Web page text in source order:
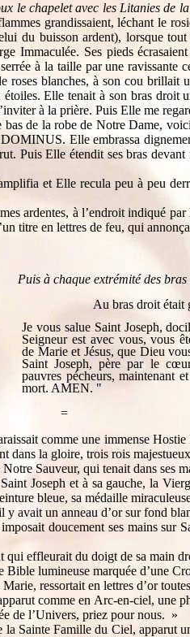
le chapelet avec les Litanies de
grandissaient, léchant le
du buisson ardent), lorsque
Immaculée. Ses pieds
à la taille par une ravissante
roses blanches, à son cou
Elle tenait à son bras
à la prière. Puis Elle me
de la robe de Notre Dame,
Elle embrassa
Puis Elle étendit ses bras
et Elle recula peu à peu
ardentes, à l’endroit indiqué
titre en lettres de feu, qui
Puis à chaque extrémité des
Au bras droit était
Je vous salue Saint Joseph,
Seigneur est avec vous, vous
de Marie et Jésus, que Dieu
Saint Joseph, père par le
pauvres pécheurs, maintenant
mort. AMEN. "
=
comme une immense
dans la gloire, trois rois
Sauveur, qui tenait dans ses
Joseph et à sa gauche, la
bleue, sa médaille
y avait un anneau d’or sur fond
doucement ses mains sur
effleurait du doigt de sa main
Bible lumineuse marquée d’une
ressortait en lettres d’or
comme en Arc-en-ciel, une
de l’Univers, priez pour nous. »
Sainte Famille du Ciel, apparut